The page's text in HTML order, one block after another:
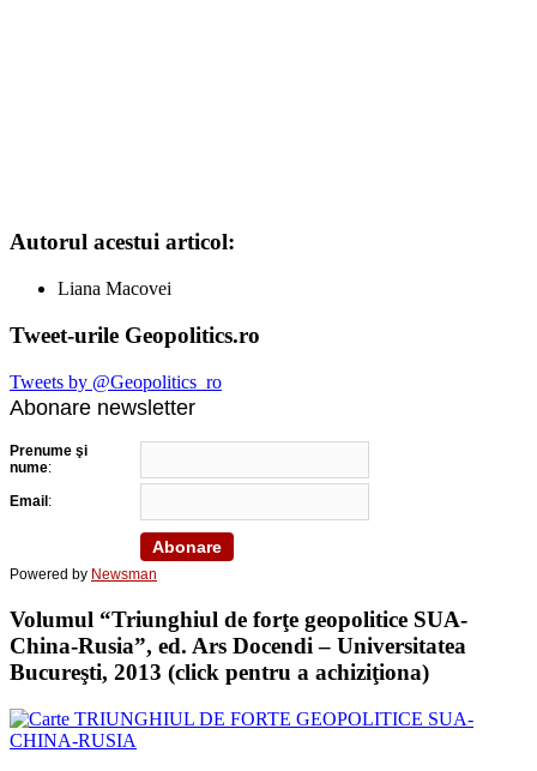
Autorul acestui articol:
Liana Macovei
Tweet-urile Geopolitics.ro
Tweets by @Geopolitics_ro
Abonare newsletter
Prenume şi
nume:
Email:
Powered by Newsman
Volumul “Triunghiul de forţe geopolitice SUA-
China-Rusia”, ed. Ars Docendi – Universitatea
Bucureşti, 2013 (click pentru a achiziţiona)